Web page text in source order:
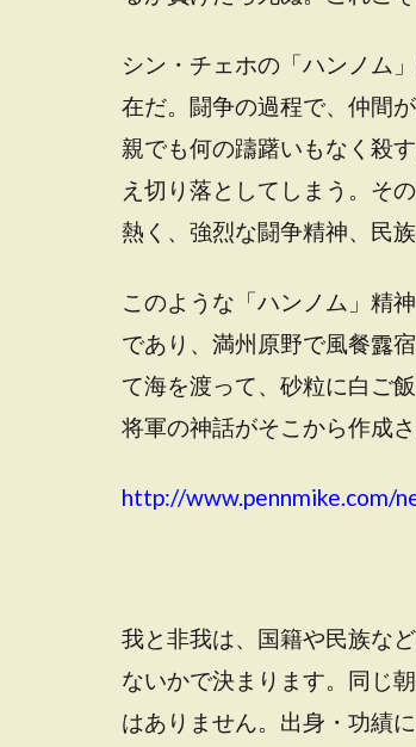
シン・チェホの「ハンノム
在だ。闘争の過程で、仲間
親でも何の躊躇いもなく殺
え切り落としてしまう。そ
熱く、強烈な闘争精神、民族
このような「ハンノム」精
であり、満州原野で風餐露
て海を渡って、砂粒に白ご
将軍の神話がそこから作成
http://www.pennmike.com/
我と非我は、国籍や民族な
ないかで決まります。同じ
はありません。出身・功績